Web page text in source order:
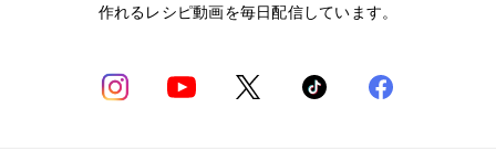
作れるレシピ動画を毎日配信しています。